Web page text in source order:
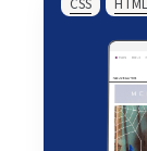
CSS HTML